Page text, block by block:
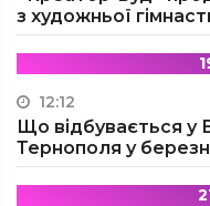
з художньої
12:12
Що відбувається у
Тернополя у